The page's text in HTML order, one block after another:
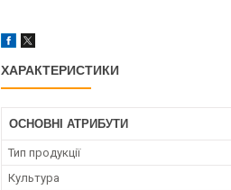
ХАРАКТЕРИСТИКИ
ОСНОВНІ АТРИБУТИ
Тип продукції
Культура